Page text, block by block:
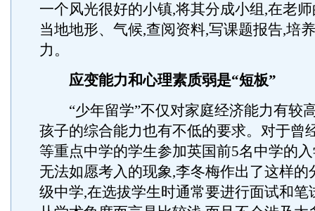
一个风光很好的小镇,将其分成小组,在老
当地地形、气候,查阅资料,写课题报告,培
力。
应变能力和心理素质弱是“短板”
“少年留学”不仅对家庭经济能力有较
孩子的综合能力也有不低的要求。对于曾
等重点中学的学生参加英国前5名中学的
无法如愿考入的现象,李冬梅作出了这样的
级中学,在选拔学生时通常要进行面试和笔